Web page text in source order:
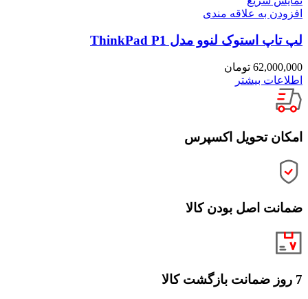
افزودن به علاقه مندی
لپ تاپ استوک لنوو مدل ThinkPad P1
62,000,000 تومان
اطلاعات بیشتر
امکان تحویل اکسپرس
ضمانت اصل بودن کالا
7 روز ضمانت بازگشت کالا